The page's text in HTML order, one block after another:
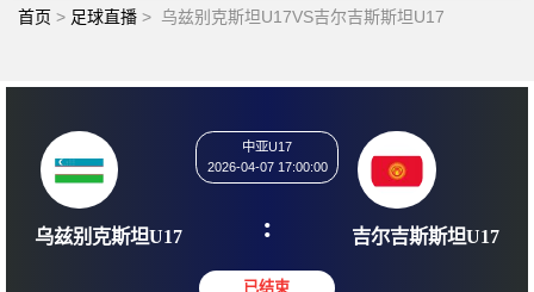
首页 > 足球直播 > 乌兹别克斯坦U17VS吉尔吉斯斯坦U17
2026-04-07 17:00:00